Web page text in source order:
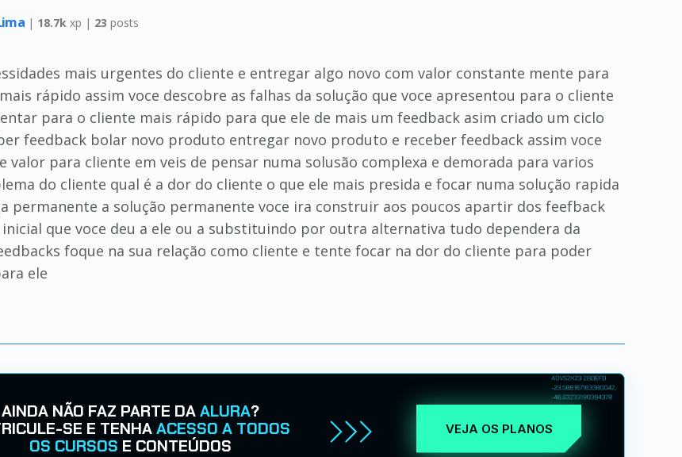
| 18.7k xp | 23 posts
mais urgentes do cliente e entregar algo novo com valor constante mente para
rápido assim voce descobre as falhas da solução que voce apresentou para o cliente
para o cliente mais rápido para que ele de mais um feedback asim criado um ciclo
feedback bolar novo produto entregar novo produto e receber feedback assim voce
para cliente em veis de pensar numa solusão complexa e demorada para varios
do cliente qual é a dor do cliente o que ele mais presida e focar numa solução rapida
permanente a solução permanente voce ira construir aos poucos apartir dos feefback
que voce deu a ele ou a substituindo por outra alternativa tudo dependera da
foque na sua relação como cliente e tente focar na dor do cliente para poder
ele
AINDA NÃO FAZ PARTE DAALURA?
SE E TENHAACESSO A TODOS
OS CURSOS E CONTEÚDOS
VEJA OS PLANOS